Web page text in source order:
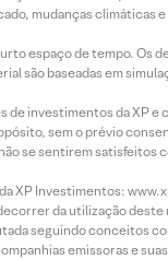
mudanças climáticas
espaço de tempo. Os
são baseadas em
investimentos da XP e
sem o prévio
se sentirem satisfeitos
XP Investimentos:
da utilização
seguindo conceitos
emissoras e